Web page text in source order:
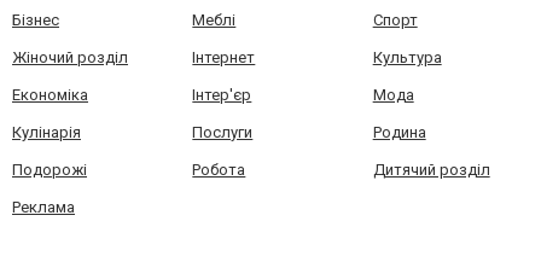
Бізнес Меблі Спорт
Жіночий розділ Інтернет Культура
Економіка Інтер'єр Мода
Кулінарія Послуги Родина
Подорожі Робота Дитячий розділ
Реклама